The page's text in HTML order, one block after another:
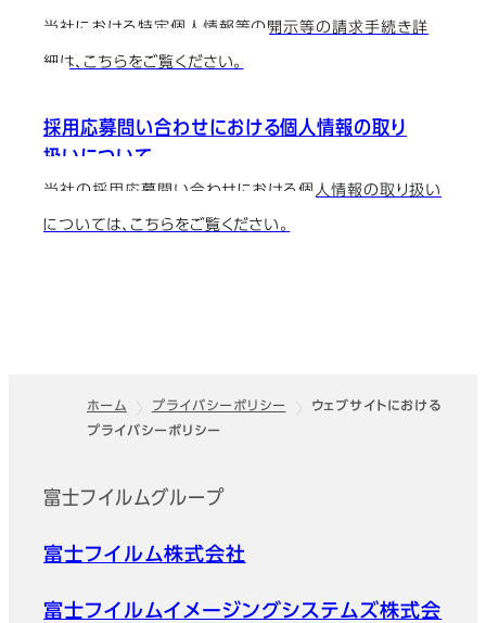
当社における特定個人情報等の開示等の請求手続き詳
細は、こちらをご覧ください。
採用応募問い合わせにおける個人情報の取り
扱いについて
当社の採用応募問い合わせにおける個人情報の取り扱い
については、こちらをご覧ください。
フッター
ホーム プライバシーポリシー
ウェブサイトにおける
プライバシーポリシー
富士フイルムグループ
富士フイルム株式会社
富士フイルムイメージングシステムズ株式会